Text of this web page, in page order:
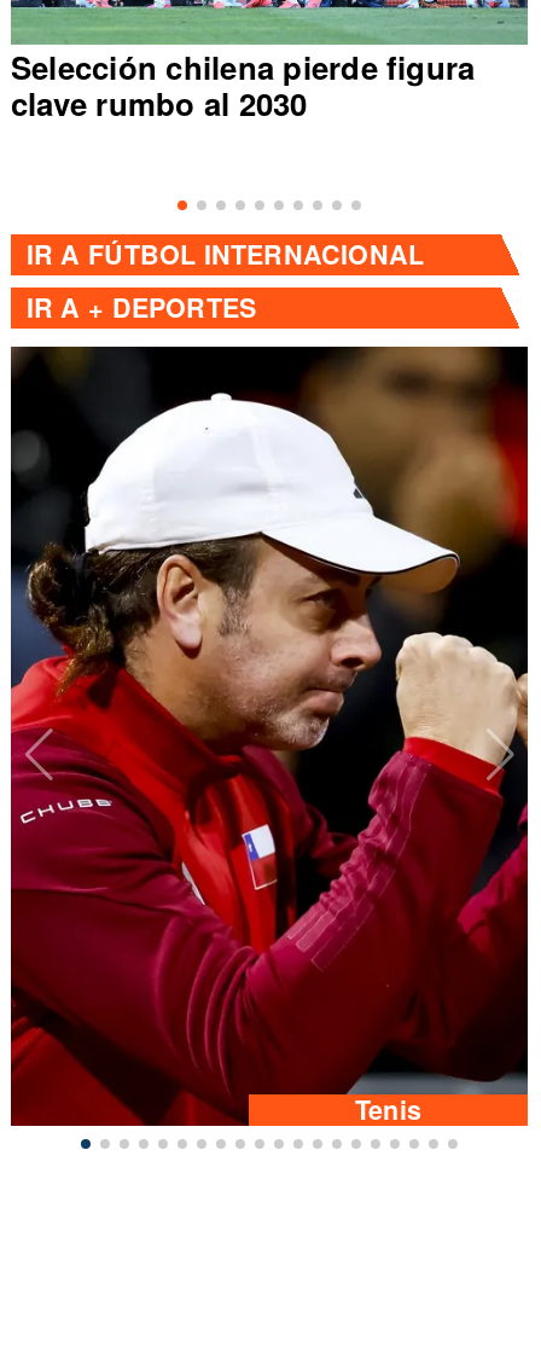
Selección chilena pierde figura
clave rumbo al 2030
IR A FÚTBOL INTERNACIONAL
IR A + DEPORTES
Tenis